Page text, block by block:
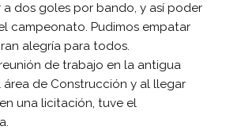
dos goles por bando, y así poder
campeonato. Pudimos empatar
alegría para todos.
de trabajo en la antigua
de Construcción y al llegar
una licitación, tuve el